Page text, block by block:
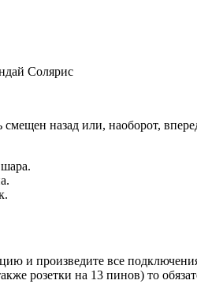
назад или, наоборот,
и произведите все
розетки на 13 пинов) то